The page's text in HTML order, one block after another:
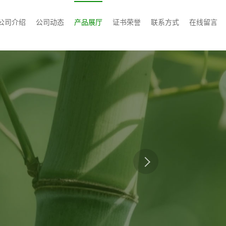
司介绍 公司动态 产品展厅 证书荣誉 联系方式 在线留言